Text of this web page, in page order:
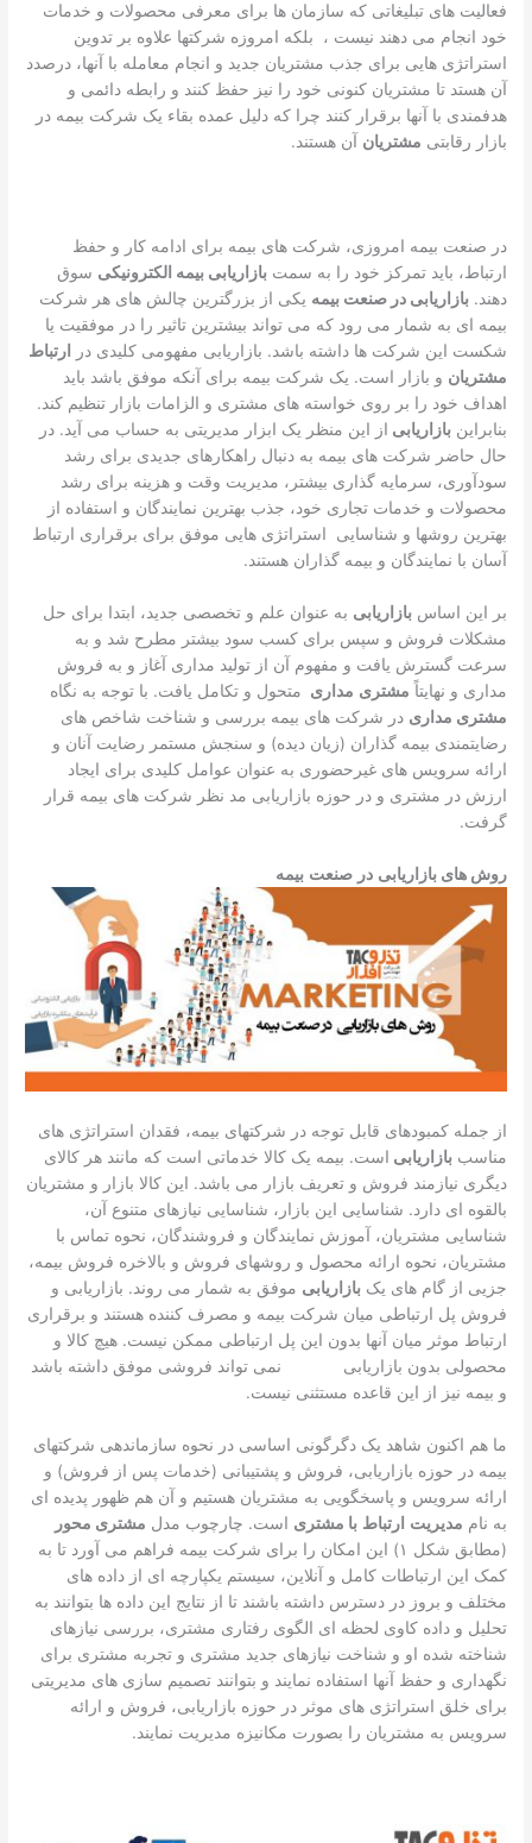
فعالیت های تبلیغاتی که سازمان ها برای معرفی محصولات و خدمات
خود انجام می دهند نیست ، بلکه امروزه شرکتها علاوه بر تدوین
استراتژی هایی برای جذب مشتریان جدید و انجام معامله با آنها، درصدد
آن هستد تا مشتریان کنونی خود را نیز حفظ کنند و رابطه دائمی و
هدفمندی با آنها برقرار کنند چرا که دلیل عمده بقاء یک شرکت بیمه در
بازار رقابتی مشتریان آن هستند.
در صنعت بیمه امروزی، شرکت های بیمه برای ادامه کار و حفظ
ارتباط، باید تمرکز خود را به سمتبازاریابی بیمه الکترونیکی سوق
دهند.بازاریابی در صنعت بیمه یکی از بزرگترین چالش های هر شرکت
بیمه ای به شمار می رود که می تواند بیشترین تاثیر را در موفقیت یا
شکست این شرکت ها داشته باشد. بازاریابی مفهومی کلیدی در
ارتباط
مشتریان و بازار است. یک شرکت بیمه برای آنکه موفق باشد باید
اهداف خود را بر روی خواسته های مشتری و الزامات بازار تنظیم کند.
بنابراینبازاریابی از این منظر یک ابزار مدیریتی به حساب می آید. در
حال حاضر شرکت های بیمه به دنبال راهکارهای جدیدی برای رشد
سودآوری، سرمایه گذاری بیشتر، مدیریت وقت و هزینه برای رشد
محصولات و خدمات تجاری خود، جذب بهترین نمایندگان و استفاده از
بهترین روشها و شناسایی استراتژی هایی موفق برای برقراری ارتباط
آسان با نمایندگان و بیمه گذاران هستند.
بر این اساسبازاریابی به عنوان علم و تخصصی جدید، ابتدا برای حل
مشکلات فروش و سپس برای کسب سود بیشتر مطرح شد و به
سرعت گسترش یافت و مفهوم آن از تولید مداری آغاز و به فروش
مداری و نهایتاً مشتری مداری متحول و تکامل یافت. با توجه به نگاه
مشتری مداری در شرکت های بیمه بررسی و شناخت شاخص های
رضایتمندی بیمه گذاران (زیان دیده) و سنجش مستمر رضایت آنان و
ارائه سرویس های غیرحضوری به عنوان عوامل کلیدی برای ایجاد
ارزش در مشتری و در حوزه بازاریابی مد نظر شرکت های بیمه قرار
گرفت.
روش های بازاریابی در صنعت بیمه
از جمله کمبودهای قابل توجه در شرکتهای بیمه، فقدان استراتژی های
مناسببازاریابی است. بیمه یک کالا خدماتی است که مانند هر کالای
دیگری نیازمند فروش و تعریف بازار می باشد. این کالا بازار و مشتریان
بالقوه ای دارد. شناسایی این بازار، شناسایی نیازهای متنوع آن،
شناسایی مشتریان، آموزش نمایندگان و فروشندگان، نحوه تماس با
مشتریان، نحوه ارائه محصول و روشهای فروش و بالاخره فروش بیمه،
جزیی از گام های یکبازاریابی موفق به شمار می روند. بازاریابی و
فروش پل ارتباطی میان شرکت بیمه و مصرف کننده هستند و برقراری
ارتباط موثر میان آنها بدون این پل ارتباطی ممکن نیست. هیچ کالا و
محصولی بدون بازاریابی نمی تواند فروشی موفق داشته باشد
و بیمه نیز از این قاعده مستثنی نیست.
ما هم اکنون شاهد یک دگرگونی اساسی در نحوه سازماندهی شرکتهای
بیمه در حوزه بازاریابی، فروش و پشتیبانی (خدمات پس از فروش) و
ارائه سرویس و پاسخگویی به مشتریان هستیم و آن هم ظهور پدیده ای
به نام مدیریت ارتباط با مشتری است. چارچوب مدل مشتری محور
(مطابق شکل ۱) این امکان را برای شرکت بیمه فراهم می آورد تا به
کمک این ارتباطات کامل و آنلاین، سیستم یکپارچه ای از داده های
مختلف و بروز در دسترس داشته باشند تا از نتایج این داده ها بتوانند به
تحلیل و داده کاوی لحظه ای الگوی رفتاری مشتری، بررسی نیازهای
شناخته شده او و شناخت نیازهای جدید مشتری و تجربه مشتری برای
نگهداری و حفظ آنها استفاده نمایند و بتوانند تصمیم سازی های مدیریتی
برای خلق استراتژی های موثر در حوزه بازاریابی، فروش و ارائه
سرویس به مشتریان را بصورت مکانیزه مدیریت نمایند.